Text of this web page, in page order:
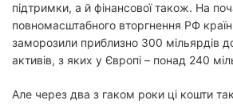
підтримки, а й фінансової також. На
повномасштабного вторгнення РФ
заморозили приблизно 300 мільярдів
активів, з яких у Європі – понад 240
Але через два з гаком роки ці кошти